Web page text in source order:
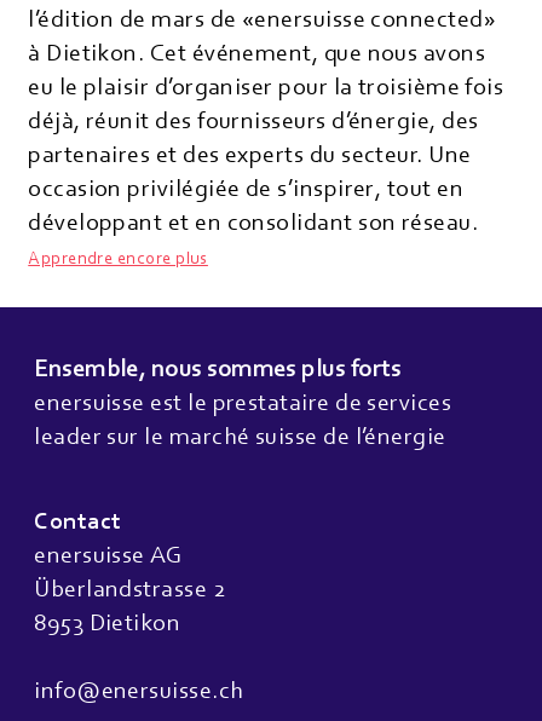
l’édition de mars de «enersuisse connected»
à Dietikon. Cet événement, que nous avons
eu le plaisir d’organiser pour la troisième fois
déjà, réunit des fournisseurs d’énergie, des
partenaires et des experts du secteur. Une
occasion privilégiée de s’inspirer, tout en
développant et en consolidant son réseau.
Apprendre encore plus
Ensemble, nous sommes plus forts
enersuisse est le prestataire de services
leader sur le marché suisse de l’énergie
Contact
enersuisse AG
Überlandstrasse 2
8953 Dietikon
info@enersuisse.ch